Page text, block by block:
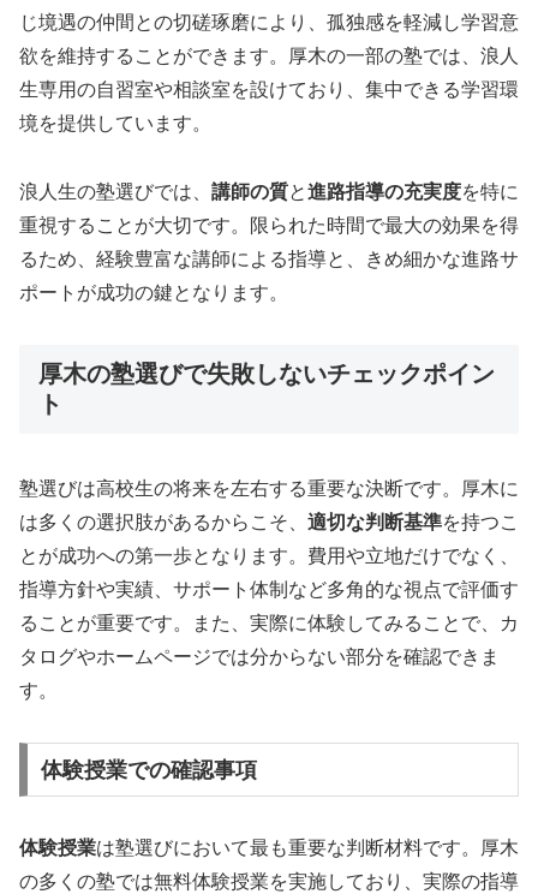
じ境遇の仲間との切磋琢磨により、孤独感を軽減し学習意
欲を維持することができます。厚木の一部の塾では、浪人
生専用の自習室や相談室を設けており、集中できる学習環
境を提供しています。
浪人生の塾選びでは、 講師の質と進路指導の充実度を特に
重視することが大切です。限られた時間で最大の効果を得
るため、経験豊富な講師による指導と、きめ細かな進路サ
ポートが成功の鍵となります。
厚木の塾選びで失敗しないチェックポイン
ト
塾選びは高校生の将来を左右する重要な決断です。厚木に
は多くの選択肢があるからこそ、 適切な判断基準を持つこ
とが成功への第一歩となります。費用や立地だけでなく、
指導方針や実績、サポート体制など多角的な視点で評価す
ることが重要です。また、実際に体験してみることで、カ
タログやホームページでは分からない部分を確認できま
す。
体験授業での確認事項
体験授業は塾選びにおいて最も重要な判断材料です。厚木
の多くの塾では無料体験授業を実施しており、実際の指導